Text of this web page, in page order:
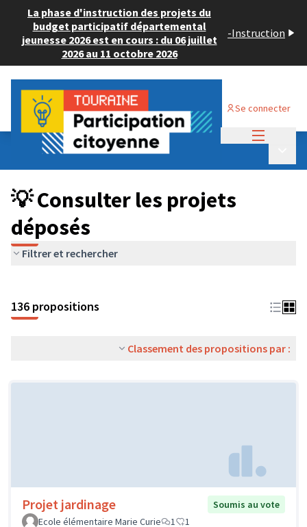
La phase d'instruction des projets du
budget participatif départemental
jeunesse 2026 est en cours : du 06 juillet
2026 au 11 octobre 2026
-Instruction
Se connecter
Budget Participatif JEUNESSE 2024
💡 Consulter les projets déposés
💡 Consulter les projets
déposés
Filtrer et rechercher
136 propositions
Classement des propositions par :
Projet jardinage
Soumis au vote
Ecole élémentaire Marie Curie
1 1